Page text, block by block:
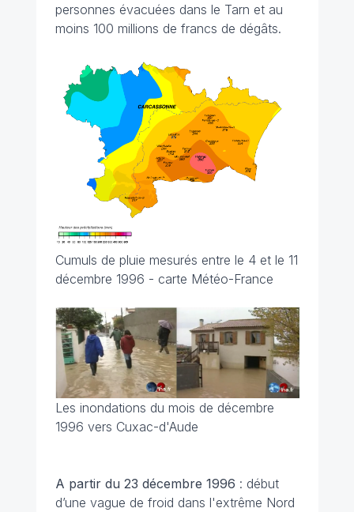
personnes évacuées dans le Tarn et au
moins 100 millions de francs de dégâts.
Cumuls de pluie mesurés entre le 4 et le 11
décembre 1996 - carte Météo-France
Les inondations du mois de décembre
1996 vers Cuxac-d'Aude
A partir du 23 décembre 1996 : début
d’une vague de froid dans l'extrême Nord